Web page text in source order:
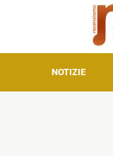
NOTIZIE